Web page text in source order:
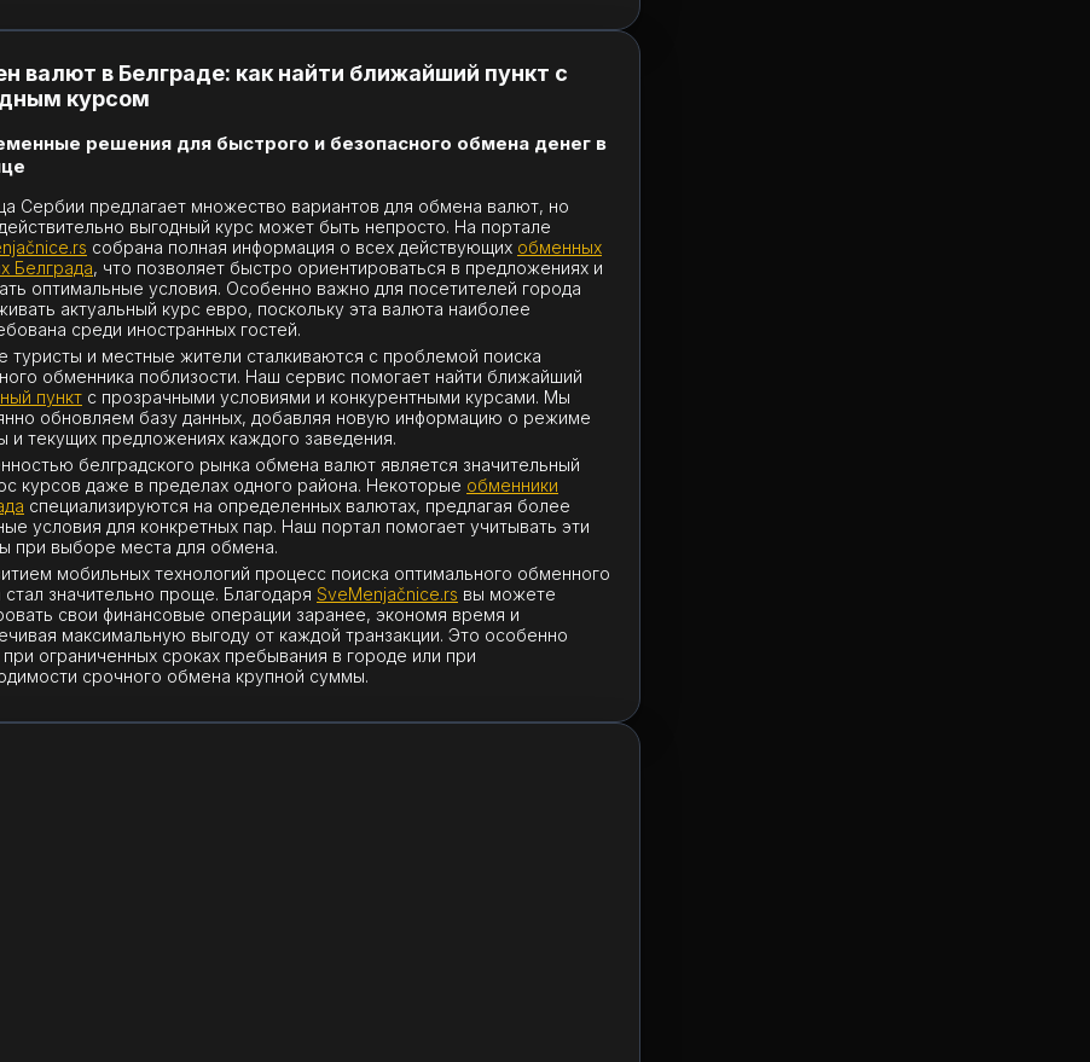
валют в Белграде: как найти ближайший пункт с
курсом
решения для быстрого и безопасного обмена денег в
Сербии предлагает множество вариантов для обмена валют, но
выгодный курс может быть непросто. На портале
собрана полная информация о всех действующих обменных
Белграда, что позволяет быстро ориентироваться в предложениях и
оптимальные условия. Особенно важно для посетителей города
актуальный курс евро, поскольку эта валюта наиболее
среди иностранных гостей.
туристы и местные жители сталкиваются с проблемой поиска
обменника поблизости. Наш сервис помогает найти ближайший
пункт с прозрачными условиями и конкурентными курсами. Мы
обновляем базу данных, добавляя новую информацию о режиме
и текущих предложениях каждого заведения.
белградского рынка обмена валют является значительный
курсов даже в пределах одного района. Некоторые обменники
специализируются на определенных валютах, предлагая более
условия для конкретных пар. Наш портал помогает учитывать эти
при выборе места для обмена.
мобильных технологий процесс поиска оптимального обменного
стал значительно проще. Благодаря SveMenjačnice.rs вы можете
свои финансовые операции заранее, экономя время и
максимальную выгоду от каждой транзакции. Это особенно
ограниченных сроках пребывания в городе или при
срочного обмена крупной суммы.